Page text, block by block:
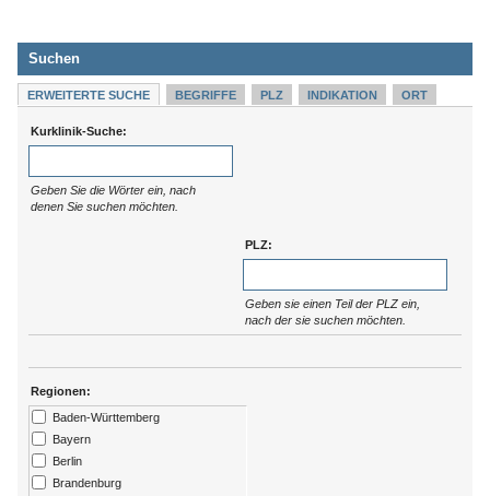
Suchen
ERWEITERTE SUCHE BEGRIFFE PLZ INDIKATION ORT
Kurklinik-Suche:
Geben Sie die Wörter ein, nach
denen Sie suchen möchten.
PLZ:
Geben sie einen Teil der PLZ ein,
nach der sie suchen möchten.
Regionen:
Baden-Württemberg
Bayern
Berlin
Brandenburg